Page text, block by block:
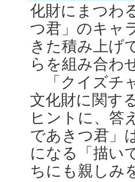
化財にまつわ
つ君」のキャ
きた積み上げ
らを組み合わ
「クイズ
文化財に関す
ヒントに、答
であきつ君」
になる「描い
ちにも親しみ